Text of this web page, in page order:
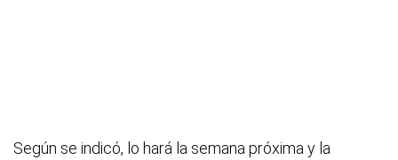
Según se indicó, lo hará la semana próxima y la